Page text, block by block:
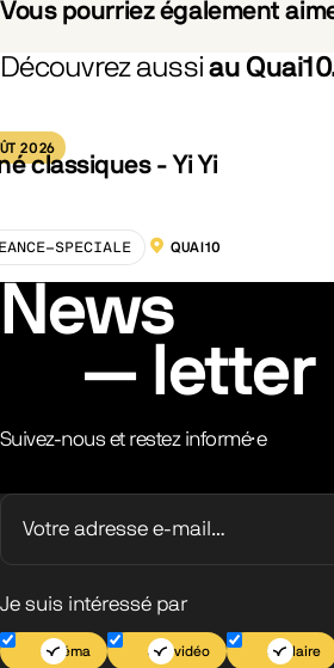
Vous pourriez également
Was
Découvrez aussiau
2026
classiques - Yi Yi
SPECIALE LOCALISATION :
QUAI10
News
letter
Suivez-nous et restez informé·e
Je suis intéressé par
Cinéma Jeu vidéo Scolaire